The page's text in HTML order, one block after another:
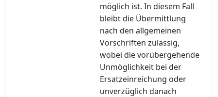
möglich ist. In diesem Fall
bleibt die Übermittlung
nach den allgemeinen
Vorschriften zulässig,
wobei die vorübergehende
Unmöglichkeit bei der
Ersatzeinreichung oder
unverzüglich danach